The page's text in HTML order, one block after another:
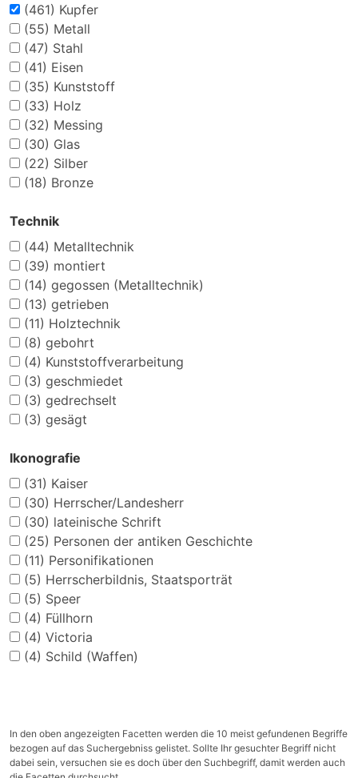
(461) Kupfer
(55) Metall
(47) Stahl
(41) Eisen
(35) Kunststoff
(33) Holz
(32) Messing
(30) Glas
(22) Silber
(18) Bronze
Technik
(44) Metalltechnik
(39) montiert
(14) gegossen (Metalltechnik)
(13) getrieben
(11) Holztechnik
(8) gebohrt
(4) Kunststoffverarbeitung
(3) geschmiedet
(3) gedrechselt
(3) gesägt
Ikonografie
(31) Kaiser
(30) Herrscher/Landesherr
(30) lateinische Schrift
(25) Personen der antiken Geschichte
(11) Personifikationen
(5) Herrscherbildnis, Staatsporträt
(5) Speer
(4) Füllhorn
(4) Victoria
(4) Schild (Waffen)
In den oben angezeigten Facetten werden die 10 meist gefundenen Begriffe
bezogen auf das Suchergebniss gelistet. Sollte Ihr gesuchter Begriff nicht
dabei sein, versuchen sie es doch über den Suchbegriff, damit werden auch